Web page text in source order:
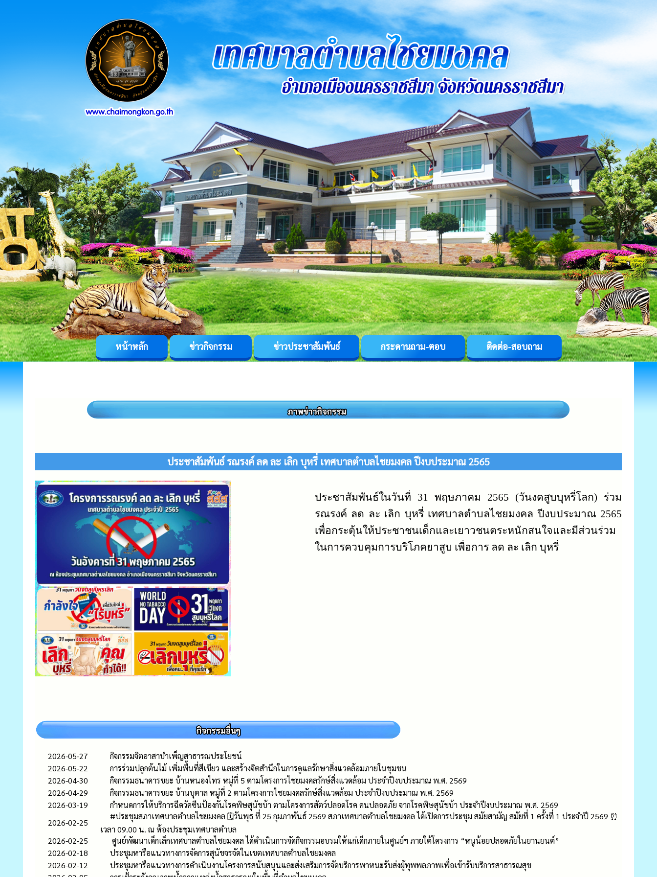
หน้าหลัก ข่าวกิจกรรม ข่าวประชาสัมพันธ์ กระดานถาม-ตอบ ติดต่อ-สอบถาม
ประชาสัมพันธ์ รณรงค์ ลด ละ เลิก บุหรี่ เทศบาลตำบลไชยมงคล ปีงบประมาณ 2565
ประชาสัมพันธ์ในวันที่ 31 พฤษภาคม 2565 (วันงดสูบบุหรี่โลก) ร่วม
รณรงค์ ลด ละ เลิก บุหรี่ เทศบาลตำบลไชยมงคล ปีงบประมาณ 2565
เพื่อกระตุ้นให้ประชาชนเด็กและเยาวชนตระหนักสนใจและมีส่วนร่วม
ในการควบคุมการบริโภคยาสูบ เพื่อการ ลด ละ เลิก บุหรี่
2026-05-27
กิจกรรมจิตอาสาบำเพ็ญสาธารณประโยชน์
2026-05-22
การร่วมปลูกต้นไม้ เพิ่มพื้นที่สีเขียว และสร้างจิตสำนึกในการดูแลรักษาสิ่งแวดล้อมภายในชุมชน
2026-04-30
กิจกรรมธนาคารขยะ บ้านหนองไทร หมู่ที่ 5 ตามโครงการไชยมงคลรักษ์สิ่งแวดล้อม ประจำปีงบประมาณ พ.ศ. 2569
2026-04-29
กิจกรรมธนาคารขยะ บ้านบุตาล หมู่ที่ 2 ตามโครงการไชยมงคลรักษ์สิ่งแวดล้อม ประจำปีงบประมาณ พ.ศ. 2569
2026-03-19
กำหนดการให้บริการฉีดวัคซีนป้องกันโรคพิษสุนัขบ้า ตามโครงการสัตว์ปลอดโรค คนปลอดภัย จากโรคพิษสุนัขบ้า ประจำปีงบประมาณ พ.ศ. 2569
2026-02-25
#ประชุมสภาเทศบาลตำบลไชยมงคล 🗓️วันพุธ ที่ 25 กุมภาพันธ์ 2569 สภาเทศบาลตำบลไชยมงคล ได้เปิดการประชุม สมัยสามัญ สมัยที่ 1 ครั้งที่ 1 ประจำปี 2569 ⏰
เวลา 09.00 น. ณ ห้องประชุมเทศบาลตำบล
2026-02-25
ศูนย์พัฒนาเด็กเล็กเทศบาลตำบลไชยมงคล ได้ดำเนินการจัดกิจกรรมอบรมให้แก่เด็กภายในศูนย์ฯ ภายใต้โครงการ “หนูน้อยปลอดภัยในยานยนต์”
2026-02-18
ประชุมหารือแนวทางการจัดการสุนัขจรจัดในเขตเทศบาลตำบลไชยมงคล
2026-02-12
ประชุมหารือแนวทางการดำเนินงานโครงการสนับสนุนและส่งเสริมการจัดบริการพาหนะรับส่งผู้ทุพพลภาพเพื่อเข้ารับบริการสาธารณสุข